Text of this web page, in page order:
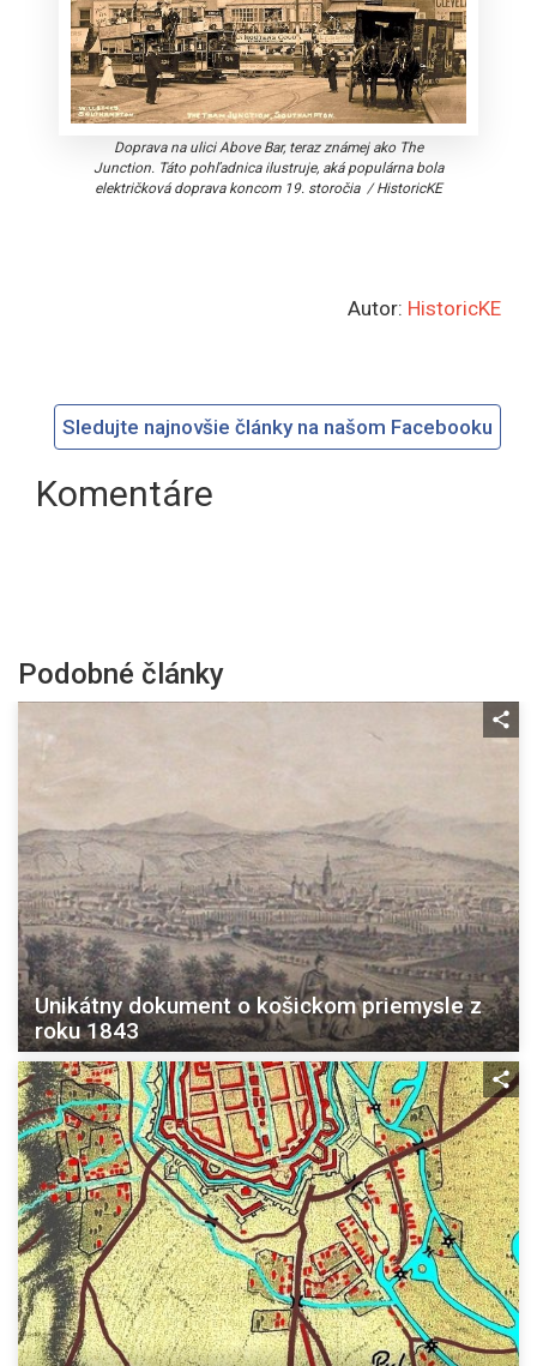
Doprava na ulici Above Bar, teraz známej ako The
Junction. Táto pohľadnica ilustruje, aká populárna bola
električková doprava koncom 19. storočia /HistoricKE
Autor: HistoricKE
Sledujte najnovšie články na našom Facebooku
Komentáre
Podobné články
Unikátny dokument o košickom priemysle z
roku 1843